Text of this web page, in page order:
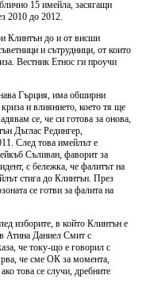
15 имейла, засягащи
2010 до 2012.
Клинтън до и от висши
и сътрудници, от които
Вестник Етнос ги проучи
Гърция, има обширни
и влиянието, което тя ще
се, че си готова за онова,
Дъглас Редингер,
След това имейлът е
Съливан, фаворит за
с бележка, че фалитът на
стига до Клинтън. През
се готви за фалита на
изборите, в който Клинтън е
Атина Даниел Смит с
че току-що е говорил с
че сме ОК за момента,
това се случи, дребните